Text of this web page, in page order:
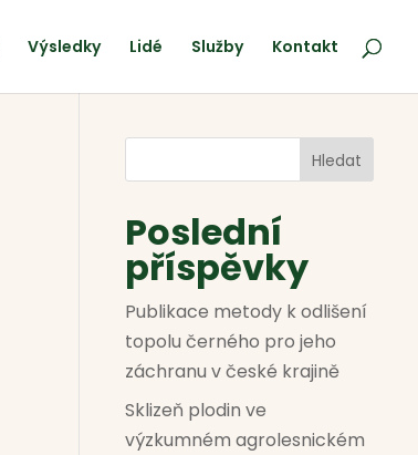
Výsledky Lidé Služby Kontakt
Hledat
Poslední
příspěvky
Publikace metody k odlišení
topolu černého pro jeho
záchranu v české krajině
Sklizeň plodin ve
výzkumném agrolesnickém